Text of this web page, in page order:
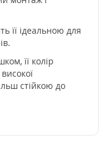
її ідеальною для
її колір
стійкою до